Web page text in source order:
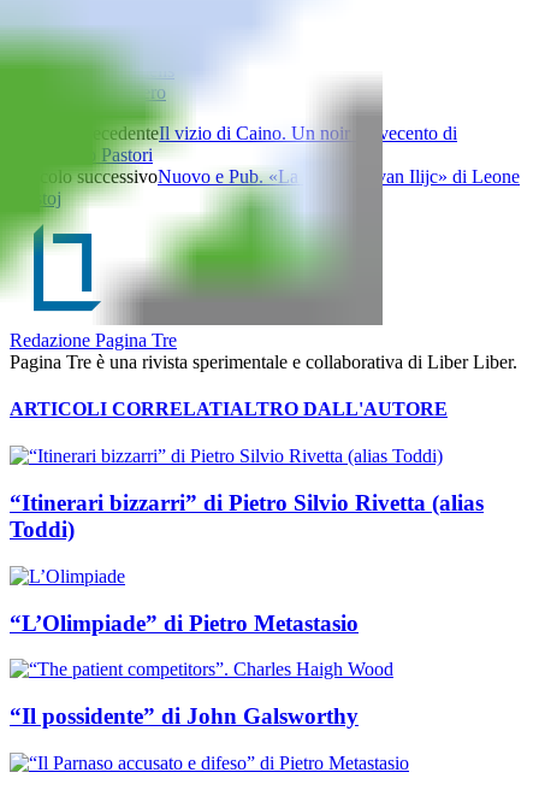
TAGS
Luca Grandelis
Soprapensiero
Articolo precedenteIl vizio di Caino. Un noir Novecento di
Ferdinando Pastori
Articolo successivoNuovo e Pub. «La morte di Ivan Ilijc» di Leone
Tolstoj
Redazione Pagina Tre
Pagina Tre è una rivista sperimentale e collaborativa di Liber Liber.
ARTICOLI CORRELATIALTRO DALL'AUTORE
“Itinerari bizzarri” di Pietro Silvio Rivetta (alias
Toddi)
“L’Olimpiade” di Pietro Metastasio
“Il possidente” di John Galsworthy